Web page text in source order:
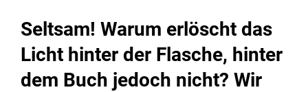
Seltsam! Warum erlöscht das
Licht hinter der Flasche, hinter
dem Buch jedoch nicht? Wir